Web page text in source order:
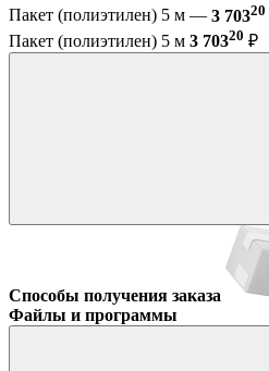
Пакет (полиэтилен) 5 м — 3 70320
Пакет (полиэтилен) 5 м 3 70320 ₽
Способы получения заказа
Файлы и программы